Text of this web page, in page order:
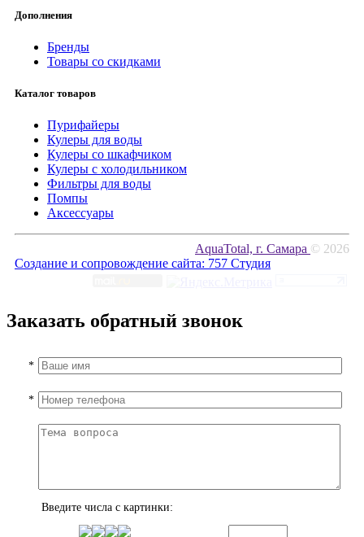
Дополнения
Бренды
Товары со скидками
Каталог товаров
Пурифайеры
Кулеры для воды
Кулеры со шкафчиком
Кулеры с холодильником
Фильтры для воды
Помпы
Аксессуары
AquaTotal, г. Самара © 2026
Создание и сопровождение сайта: 757 Студия
Заказать обратный звонок
*
*
Введите числа с картинки: